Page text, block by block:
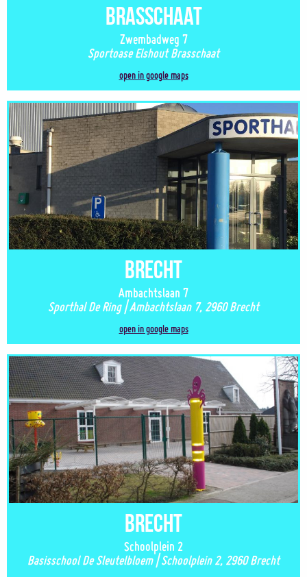
Brasschaat
Zwembadweg 7
Sportoase Elshout Brasschaat
open in google maps
Brecht
Ambachtslaan 7
Sporthal De Ring | Ambachtslaan 7, 2960 Brecht
open in google maps
Brecht
Schoolplein 2
Basisschool De Sleutelbloem | Schoolplein 2, 2960 Brecht